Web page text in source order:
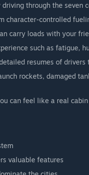
through the seven
character-controlled
carry loads with your
such as fatigue,
resumes of drivers
rockets, damaged
can feel like a real cabin
valuable features